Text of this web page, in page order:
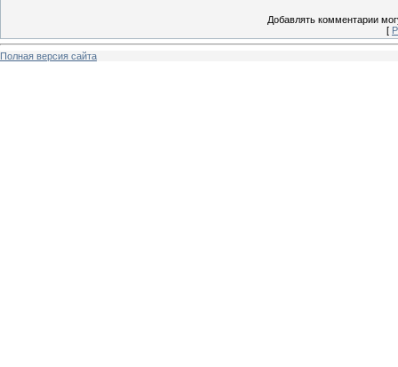
Добавлять комментарии
[
Полная версия сайта